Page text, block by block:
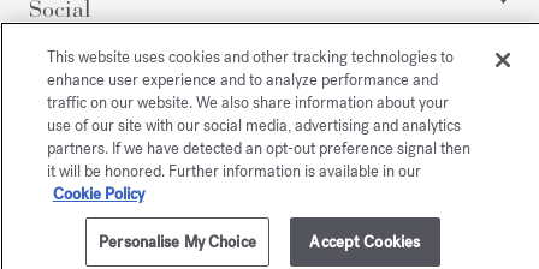
Social
Tous droits réservés
/EUR PLAN DU SITE
This website uses cookies and other tracking technologies to
enhance user experience and to analyze performance and
traffic on our website. We also share information about your
use of our site with our social media, advertising and analytics
partners. If we have detected an opt-out preference signal then
it will be honored. Further information is available in our
Cookie Policy
Personalise My Choice Accept Cookies